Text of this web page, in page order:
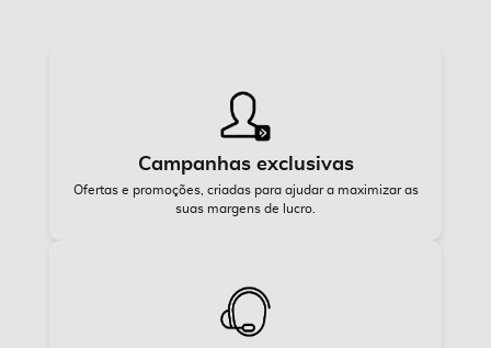
Campanhas exclusivas
Ofertas e promoções, criadas para ajudar a maximizar as
suas margens de lucro.